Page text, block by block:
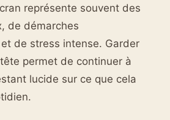
représente souvent des
de démarches
de stress intense. Garder
permet de continuer à
lucide sur ce que cela